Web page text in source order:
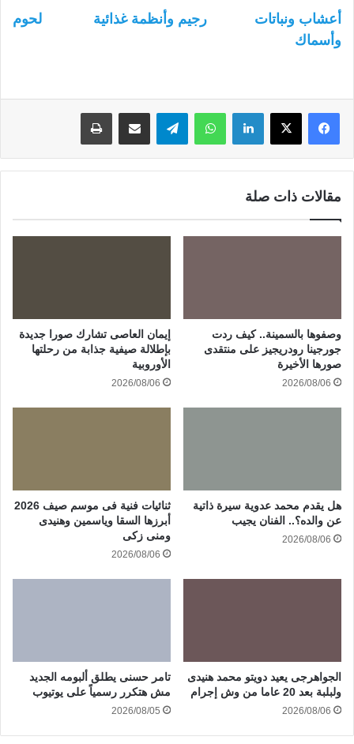
أعشاب ونباتات رجيم وأنظمة غذائية
لحوم
وأسماك
لينكدإن واتساب
مقالات ذات صلة
وصفوها بالسمينة.. كيف ردت
جورجينا رودريجيز على منتقدى
صورها الأخيرة
2026/08/06
إيمان العاصى تشارك صورا جديدة
بإطلالة صيفية جذابة من رحلتها
الأوروبية
2026/08/06
هل يقدم محمد عدوية سيرة ذاتية
عن والده؟.. الفنان يجيب
2026/08/06
ثنائيات فنية فى موسم صيف 2026
أبرزها السقا وياسمين وهنيدى
ومنى زكى
2026/08/06
الجواهرجى يعيد دويتو محمد هنيدى
ولبلبة بعد 20 عاما من وش إجرام
2026/08/06
تامر حسنى يطلق ألبومه الجديد
مش هتكرر رسمياً على يوتيوب
2026/08/05